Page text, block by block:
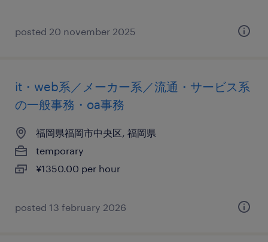
posted 20 november 2025
it・web系／メーカー系／流通・サービス系
の一般事務・oa事務
福岡県福岡市中央区, 福岡県
temporary
¥1350.00 per hour
posted 13 february 2026